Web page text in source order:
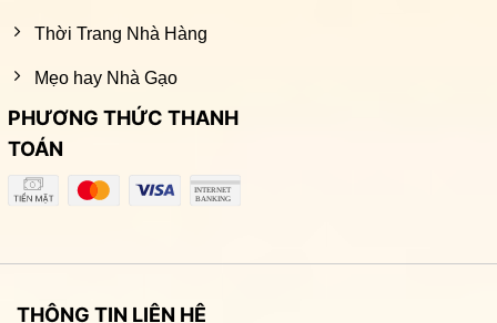
Thời Trang Nhà Hàng
Mẹo hay Nhà Gạo
PHƯƠNG THỨC THANH
TOÁN
THÔNG TIN LIÊN HỆ